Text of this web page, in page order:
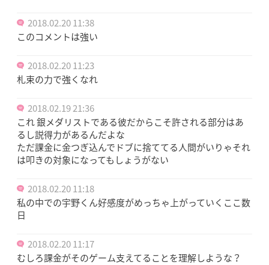
2018.02.20 11:38
このコメントは強い
2018.02.20 11:23
札束の力で強くなれ
2018.02.19 21:36
これ 銀メダリストである彼だからこそ許される部分はあ
るし説得力があるんだよな
ただ課金に金つぎ込んでドブに捨ててる人間がいりゃそれ
は叩きの対象になってもしょうがない
2018.02.20 11:18
私の中での宇野くん好感度がめっちゃ上がっていくここ数
日
2018.02.20 11:17
むしろ課金がそのゲーム支えてることを理解しような？